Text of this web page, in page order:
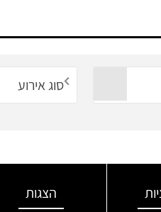
סוג אירוע
הצגות